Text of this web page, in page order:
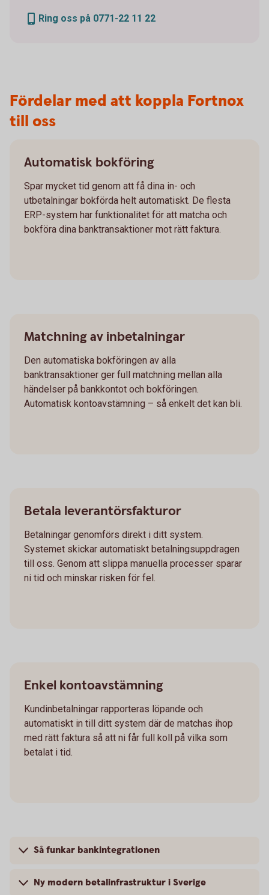
Ring oss på 0771-22 11 22
Fördelar med att koppla Fortnox
till oss
Automatisk bokföring
Spar mycket tid genom att få dina in- och
utbetalningar bokförda helt automatiskt. De flesta
ERP-system har funktionalitet för att matcha och
bokföra dina banktransaktioner mot rätt faktura.
Matchning av inbetalningar
Den automatiska bokföringen av alla
banktransaktioner ger full matchning mellan alla
händelser på bankkontot och bokföringen.
Automatisk kontoavstämning – så enkelt det kan bli.
Betala leverantörsfakturor
Betalningar genomförs direkt i ditt system.
Systemet skickar automatiskt betalningsuppdragen
till oss. Genom att slippa manuella processer sparar
ni tid och minskar risken för fel.
Enkel kontoavstämning
Kundinbetalningar rapporteras löpande och
automatiskt in till ditt system där de matchas ihop
med rätt faktura så att ni får full koll på vilka som
betalat i tid.
Så funkar bankintegrationen
Ny modern betalinfrastruktur i Sverige